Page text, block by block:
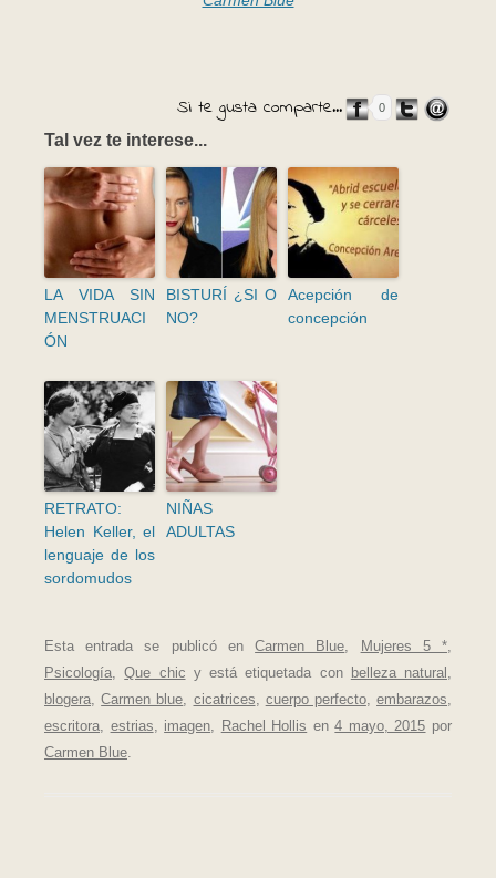
Si te gusta comparte... 0
Tal vez te interese...
LA VIDA SIN
MENSTRUACI
ÓN
BISTURÍ ¿SI O
NO?
Acepción de
concepción
RETRATO:
Helen Keller, el
lenguaje de los
sordomudos
NIÑAS
ADULTAS
Esta entrada se publicó enCarmen Blue Mujeres 5 *
Psicología ,Que chic y está etiquetada con belleza natural
blogera ,Carmen blue cicatrices cuerpo perfecto,embarazos
escritora
estrias imagen Rachel Hollis en4 mayo, 2015 por
Carmen Blue